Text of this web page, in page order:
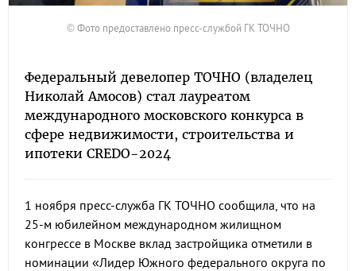
© Фото предоставлено пресс-службой ГК ТОЧНО
Федеральный девелопер ТОЧНО (владелец
Николай Амосов) стал лауреатом
международного московского конкурса в
сфере недвижимости, строительства и
ипотеки CREDO-2024
1 ноября пресс-служба ГК ТОЧНО сообщила, что на
25-м юбилейном международном жилищном
конгрессе в Москве вклад застройщика отметили в
номинации «Лидер Южного федерального округа по